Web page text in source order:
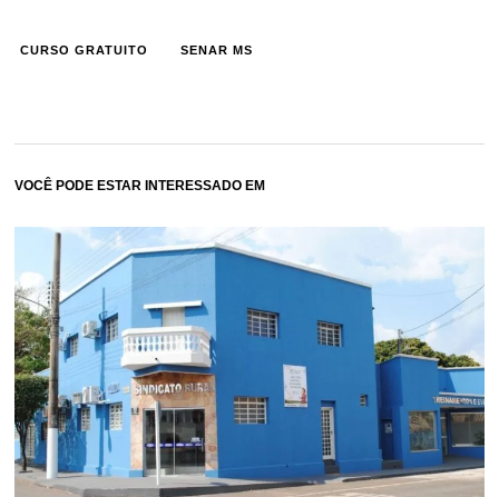
CURSO GRATUITO SENAR MS
VOCÊ PODE ESTAR INTERESSADO EM